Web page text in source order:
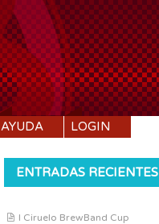
AYUDA LOGIN
ENTRADAS RECIENTES
I Ciruelo BrewBand Cup